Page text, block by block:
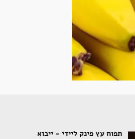
תפוח עץ פינק ליידי - ייבוא